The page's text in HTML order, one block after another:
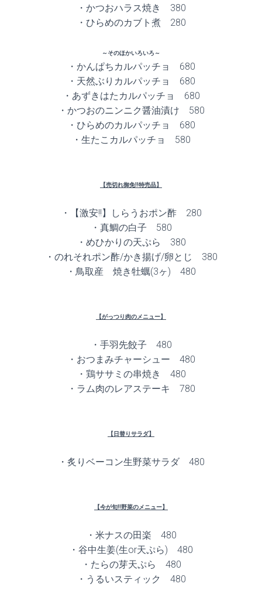
・かつおハラス焼き 380
・ひらめのカブト煮 280
～そのほかいろいろ～
・かんぱちカルパッチョ 680
・天然ぶりカルパッチョ 680
・あずきはたカルパッチョ 680
・かつおのニンニク醤油漬け 580
・ひらめのカルパッチョ 680
・生たこカルパッチョ 580
【売切れ御免!!特売品】
・【激安!!】しらうおポン酢 280
・真鯛の白子 580
・めひかりの天ぷら 380
・のれそれポン酢/かき揚げ/卵とじ 380
・鳥取産 焼き牡蠣(3ヶ) 480
【がっつり肉のメニュー】
・手羽先餃子 480
・おつまみチャーシュー 480
・鶏ササミの串焼き 480
・ラム肉のレアステーキ 780
【日替りサラダ】
・炙りベーコン生野菜サラダ 480
【今が旬!!野菜のメニュー】
・米ナスの田楽 480
・谷中生姜(生or天ぷら) 480
・たらの芽天ぷら 480
・うるいスティック 480